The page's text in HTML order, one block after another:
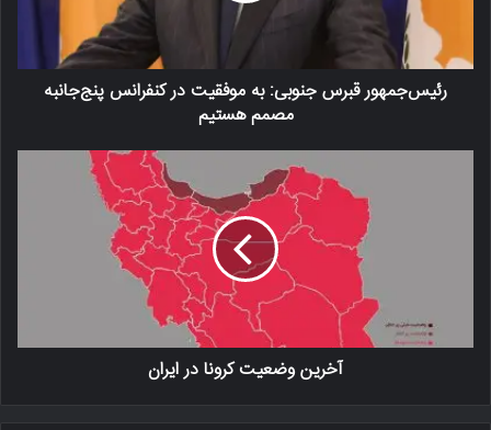
رئیس‌جمهور قبرس جنوبی: به موفقیت در کنفرانس پنج‌جانبه
مصمم هستیم
آخرین وضعیت کرونا در ایران